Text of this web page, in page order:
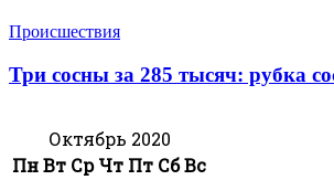
Происшествия
Три сосны за 285 тысяч: рубка
Октябрь 2020
ПнВт Ср Чт Пт СбВс